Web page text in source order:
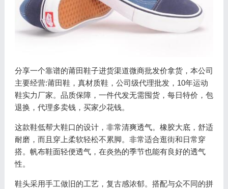
分享一个靠谱的莆田鞋子进货渠道微商批发价拿货，本公司
主要经营:莆田鞋，真材质鞋，公司级代理批发，10年运动
鞋实力厂家。品质保障，一件代发无需囤货，每日特价，包
退换，代理多卖钱，买家少花钱。
这款鞋低帮大鞋口的设计，非常清爽透气。橡胶大底，舒适
耐磨，而且穿上柔软轻松不累脚。非常适合逛街和日常穿
搭。帆布鞋面轻便透气，在炎热的季节也能有良好的透气
性。
鞋头采用手工做旧的工艺，复古感浓郁。搭配与众不同的拼